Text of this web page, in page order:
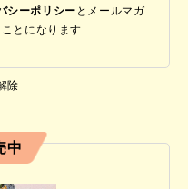
シーポリシー と メールマガ
とになります
除
中